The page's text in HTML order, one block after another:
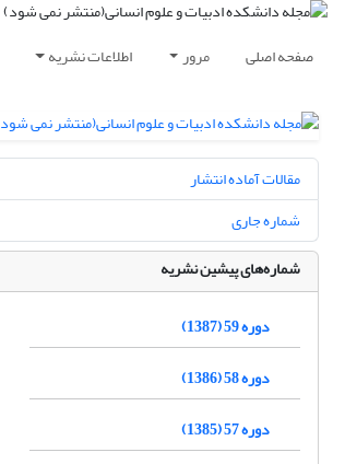
صفحه اصلی مرور اطلاعات نشریه
مقالات آماده انتشار
شماره جاری
شماره‌های پیشین نشریه
دوره 59 (1387)
دوره 58 (1386)
دوره 57 (1385)